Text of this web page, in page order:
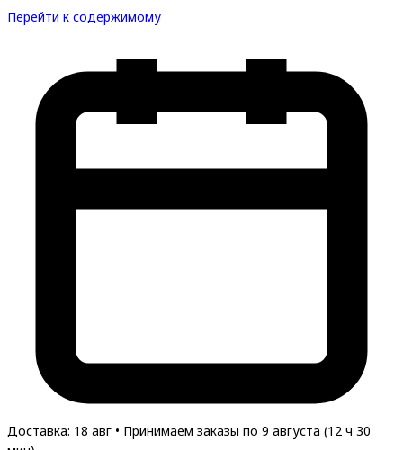
Перейти к содержимому
Доставка: 18 авг • Принимаем заказы по 9 августа (12 ч 30